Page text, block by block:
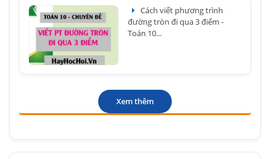
Cách viết phương trình
đường tròn đi qua 3 điểm -
Toán 10...
Xem thêm